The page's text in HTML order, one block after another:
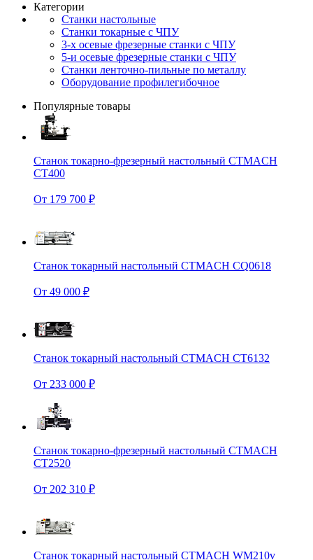
Категории
Станки настольные
Станки токарные с ЧПУ
3-х осевые фрезерные станки с ЧПУ
5-и осевые фрезерные станки с ЧПУ
Станки ленточно-пильные по металлу
Оборудование профилегибочное
Популярные товары
Станок токарно-фрезерный настольный CTMACH
CT400
От 179 700 ₽
Станок токарный настольный CTMACH CQ0618
От 49 000 ₽
Станок токарный настольный CTMACH CT6132
От 233 000 ₽
Станок токарно-фрезерный настольный CTMACH
CT2520
От 202 310 ₽
Станок токарный настольный CTMACH WM210v